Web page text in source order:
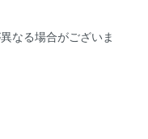
なる場合がございま